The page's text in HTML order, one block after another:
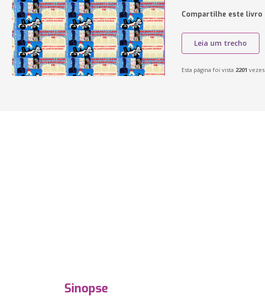
Compartilhe este livro
Leia um trecho
Esta página foi vista 2201
Sinopse